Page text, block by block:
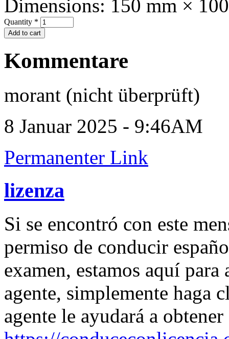
Dimensions: 150 mm ×
Quantity *
Kommentare
morant (nicht überprüft)
8 Januar 2025 - 9:46AM
Permanenter Link
lizenza
Si se encontró con este
permiso de conducir
examen, estamos aquí
agente, simplemente haga
agente le ayudará a